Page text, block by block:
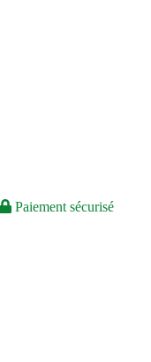
Paiement sécurisé